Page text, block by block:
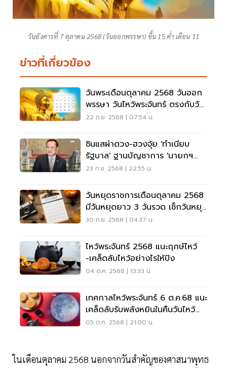
วันอังคารที่ 7 ตุลาคม 2568 (วันออกพรรษา) ขึ้น 15 ค่ำ เดือน 11
ข่าวที่เกี่ยวข้อง
วันพระเดือนตุลาคม 2568 วันออก
พรรษา วันไหว้พระจันทร์ ตรงกับวัน
ใด
22 ก.ย. 2568 | 07:54 น.
ซินแสผ่าดวง-ฮวงจุ้ย 'ทำเนียบ
รัฐบาล' ฐานบัญชาการ 'นายกฯ
อนุทิน'
23 ก.ย. 2568 | 22:55 น.
วันหยุดราชการเดือนตุลาคม 2568
มีวันหยุดยาว 3 วันรวด เช็กวันหยุด
ที่นี่
30 ก.ย. 2568 | 04:37 น.
ไหว้พระจันทร์ 2568 แนะฤกษ์ไหว้
-เคล็ดลับไหว้อย่างไรให้ปัง
04 ต.ค. 2568 | 13:33 น.
เทศกาลไหว้พระจันทร์ 6 ต.ค.68 แนะ
เคล็ดลับรับพลังหยินในคืนวันไหว้
พระจันทร์
05 ต.ค. 2568 | 21:00 น.
ในเดือนตุลาคม 2568 นอกจากวันสำคัญของศาสนาพุทธ